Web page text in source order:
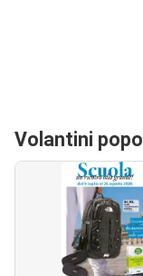
Volantini